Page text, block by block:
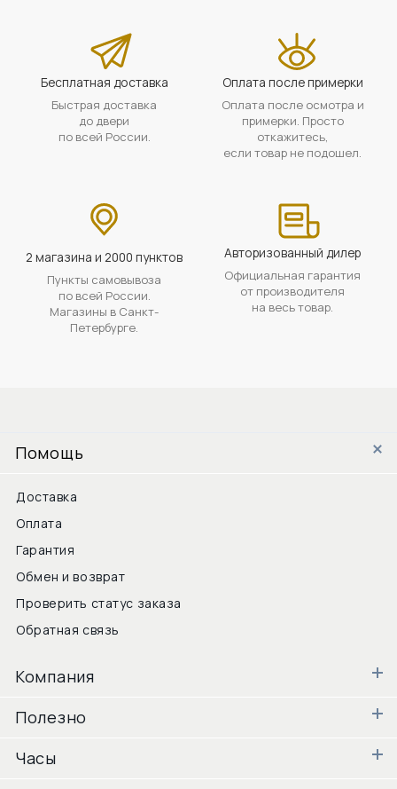
Бесплатная доставка
Быстрая доставка
до двери
по всей России.
Оплата после примерки
Оплата после осмотра и
примерки. Просто
откажитесь,
если товар не подошел.
2 магазина и 2000 пунктов
Пункты самовывоза
по всей России.
Магазины в Санкт-
Петербурге.
Авторизованный дилер
Официальная гарантия
от производителя
на весь товар.
Помощь
Доставка
Оплата
Гарантия
Обмен и возврат
Проверить статус заказа
Обратная связь
Компания
Полезно
Часы